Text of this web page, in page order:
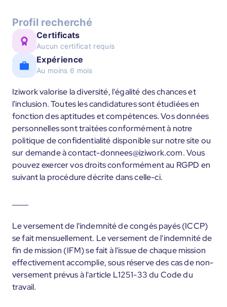
Profil recherché
Certificats
Aucun certificat requis
Expérience
Au moins 6 mois
Iziwork valorise la diversité, l'égalité des chances et
l'inclusion. Toutes les candidatures sont étudiées en
fonction des aptitudes et compétences. Vos données
personnelles sont traitées conformément à notre
politique de confidentialité disponible sur notre site ou
sur demande à contact-donnees@iziwork.com. Vous
pouvez exercer vos droits conformément au RGPD en
suivant la procédure décrite dans celle-ci.
Le versement de l'indemnité de congés payés (ICCP)
se fait mensuellement. Le versement de l'indemnité de
fin de mission (IFM) se fait à l'issue de chaque mission
effectivement accomplie, sous réserve des cas de non-
versement prévus à l'article L1251-33 du Code du
travail.